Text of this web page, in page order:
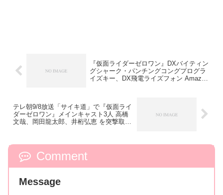
『仮面ライダーゼロワン』DXバイティン
グシャーク・パンチングコングプログラ
イズキー、DX飛電ライズフォン Amazon
テレ朝9/8放送「サイキ道」で『仮面ライ
ダーゼロワン』メインキャスト3人 高橋
文哉、岡田龍太郎、井桁弘恵 を突撃取
Comment
Message